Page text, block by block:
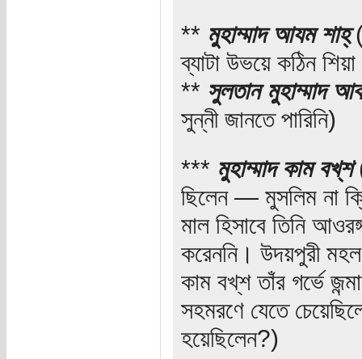
** মুহাম্মাদ আযম শাহ্‌
ব্যাটা উভয়ে কঠিন
** সুলতান মুহাম্মাদ
সুন্নী জানতে পারিনি)
*** মুহাম্মাদ কাম বখ্‌শ
ছিলেন — মুসলিম না
মাল হিসাবে তিনি
করেননি। উদয়পুরী
কাম বখ্‌শ তাঁর গর্ভে
সহমরণে যেতে
হয়েছিলেন?)